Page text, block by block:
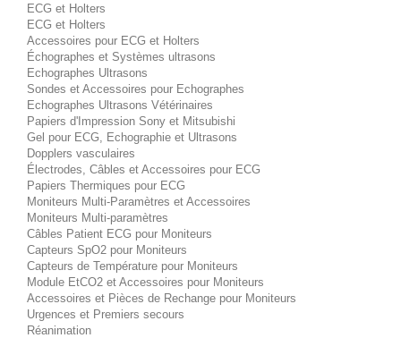
ECG et Holters
ECG et Holters
Accessoires pour ECG et Holters
Échographes et Systèmes ultrasons
Echographes Ultrasons
Sondes et Accessoires pour Echographes
Echographes Ultrasons Vétérinaires
Papiers d'Impression Sony et Mitsubishi
Gel pour ECG, Echographie et Ultrasons
Dopplers vasculaires
Électrodes, Câbles et Accessoires pour ECG
Papiers Thermiques pour ECG
Moniteurs Multi-Paramètres et Accessoires
Moniteurs Multi-paramètres
Câbles Patient ECG pour Moniteurs
Capteurs SpO2 pour Moniteurs
Capteurs de Température pour Moniteurs
Module EtCO2 et Accessoires pour Moniteurs
Accessoires et Pièces de Rechange pour Moniteurs
Urgences et Premiers secours
Réanimation